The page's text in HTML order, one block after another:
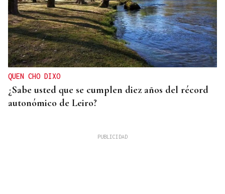
QUEN CHO DIXO
¿Sabe usted que se cumplen diez años del récord
autonómico de Leiro?